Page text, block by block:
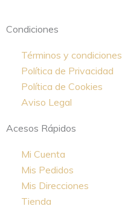
Condiciones
Términos y condiciones
Política de Privacidad
Política de Cookies
Aviso Legal
Acesos Rápidos
Mi Cuenta
Mis Pedidos
Mis Direcciones
Tienda